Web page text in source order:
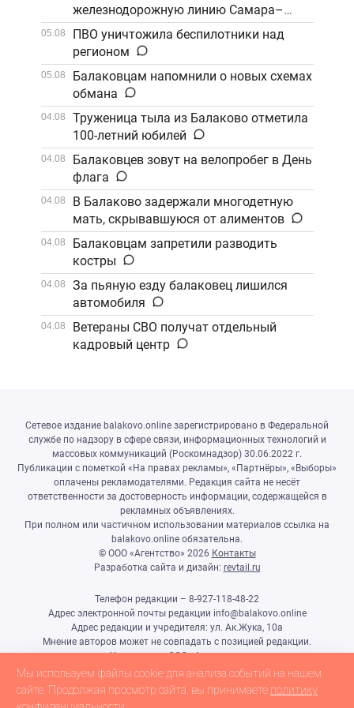
железнодорожную линию Самара–
Саратов
05.08
ПВО уничтожила беспилотники над
регионом
05.08
Балаковцам напомнили о новых схемах
обмана
04.08
Труженица тыла из Балаково отметила
100-летний юбилей
04.08
Балаковцев зовут на велопробег в День
флага
04.08
В Балаково задержали многодетную
мать, скрывавшуюся от алиментов
04.08
Балаковцам запретили разводить
костры
04.08
За пьяную езду балаковец лишился
автомобиля
04.08
Ветераны СВО получат отдельный
кадровый центр
Сетевое издание balakovo.online зарегистрировано в Федеральной
службе по надзору в сфере связи, информационных технологий и
массовых коммуникаций (Роскомнадзор) 30.06.2022 г.
Публикации с пометкой «На правах рекламы», «Партнёры», «Выборы»
оплачены рекламодателями. Редакция сайта не несёт
ответственности за достоверность информации, содержащейся в
рекламных объявлениях.
При полном или частичном использовании материалов ссылка на
balakovo.online обязательна.
© ООО «Агентство» 2026 Контакты
Разработка сайта и дизайн: revtail.ru
Телефон редакции – 8-927-118-48-22
Адрес электронной почты редакции info@balakovo.online
Адрес редакции и учредителя: ул. Ак.Жука, 10а
Мнение авторов может не совпадать с позицией редакции.
Учредитель: ООО «Агентство»
Гл.редактор Ивлиева Н.Н.
Настоящий ресурс может содержать материалы 18+
Мы используем файлы cookie для анализа событий на нашем
сайте. Продолжая просмотр сайта, вы принимаете политику